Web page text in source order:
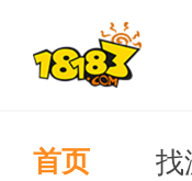
首页 找